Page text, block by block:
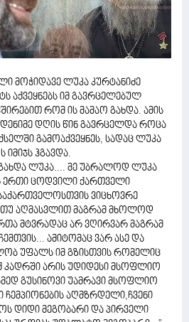
მოჭიდავე ლუკა კურტანიძე
აქვეყნებს იმ გავრცელებულ
რომ ის მამაო გახდა. ამის
დღის წინ გავრცელდა როცა
გამოაქვეყნეს, სადაც ლუკა
იმიჯს ჰგავდა.
გახდა ლუკა.... მე უბრალოდ ლუკა
ერთი ცოდვილი ქართველი
ვიცხოვრე
აღმასვლით მაგრამ მხოლოდ
მტვრადაც არ ვღირვარ მაგრამ
ამიტომაც ვარ ასე და
უფალს იმ გზისთვის რომელიც
კადრში არის უდიდესი მსოფლიო
გუსინოვი უამრავი მსოფლიო
აღმზრდელი,ჩვენი
დიდი მეგობარი და პირველი